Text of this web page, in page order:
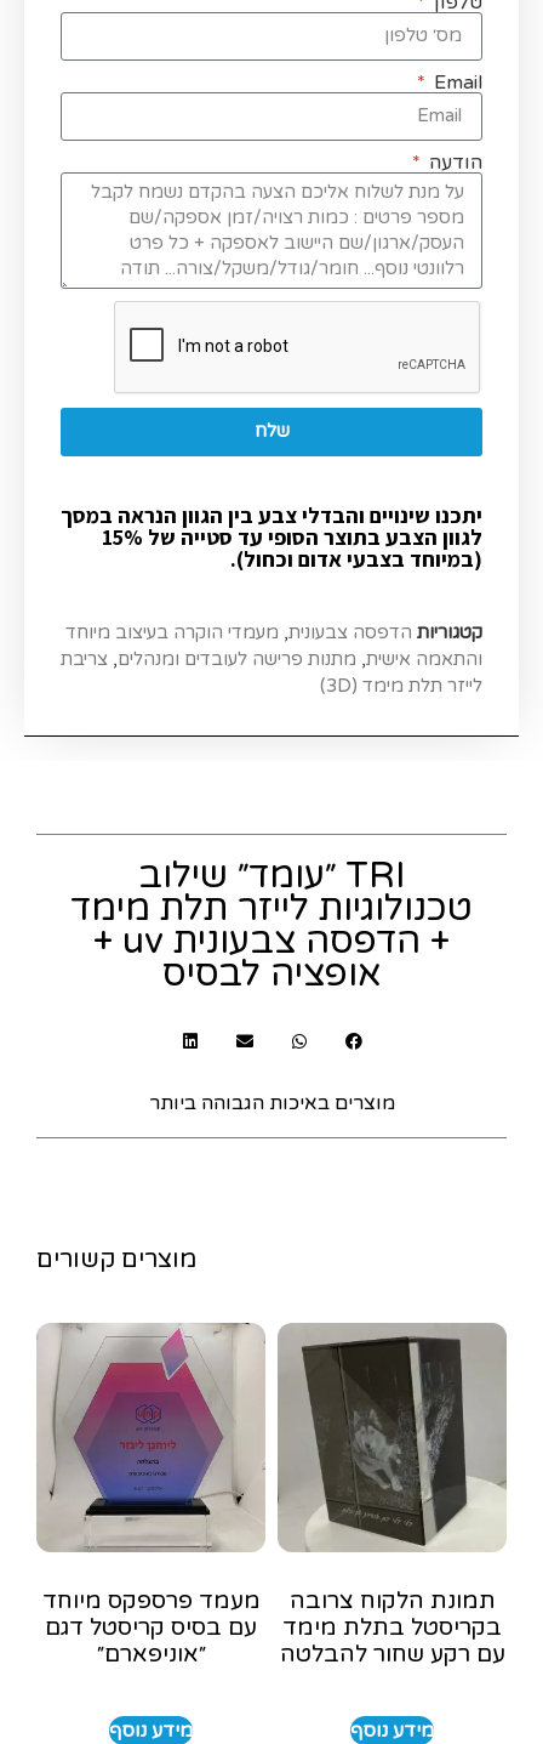
Email
הודעה
שלח
יתכנו שינויים והבדלי צבע בין הגוון הנראה במסך
לגוון הצבע בתוצר הסופי עד סטייה של 15%
(במיוחד בצבעי אדום וכחול).
קטגוריות הדפסה צבעונית, מעמדי הוקרה בעיצוב מיוחד
והתאמה אישית, מתנות פרישה לעובדים ומנהלים, צריבת
לייזר תלת מימד (3D)
TRI ״עומד״ שילוב
טכנולוגיות לייזר תלת מימד
+ הדפסה צבעונית uv +
אופציה לבסיס
מוצרים באיכות הגבוהה ביותר
מוצרים קשורים
תמונת הלקוח צרובה
בקריסטל בתלת מימד
עם רקע שחור להבלטה
מידע נוסף
מעמד פרספקס מיוחד
עם בסיס קריסטל דגם
״אוניפארם״
מידע נוסף